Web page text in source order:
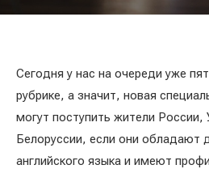
Сегодня у нас на очереди уже
рубрике, а значит, новая
могут поступить жители России,
Белоруссии, если они обладают
английского языка и имеют